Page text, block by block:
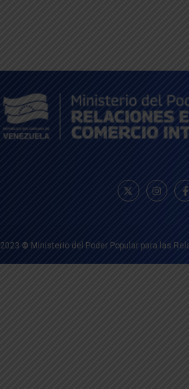
2023 © Ministerio del Poder Popular para las